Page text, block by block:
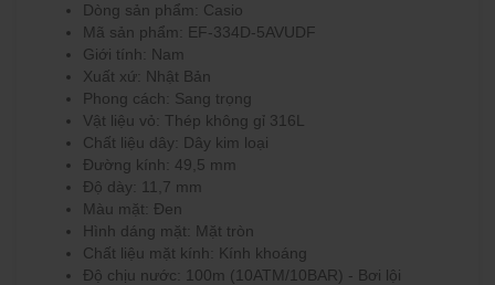
Dòng sản phẩm: Casio
Mã sản phẩm: EF-334D-5AVUDF
Giới tính: Nam
Xuất xứ: Nhật Bản
Phong cách: Sang trọng
Vật liệu vỏ: Thép không gỉ 316L
Chất liệu dây: Dây kim loại
Đường kính: 49,5 mm
Độ dày: 11,7 mm
Màu mặt: Đen
Hình dáng mặt: Mặt tròn
Chất liệu mặt kính: Kính khoáng
Độ chịu nước:
100m (10ATM/10BAR) - Bơi lội